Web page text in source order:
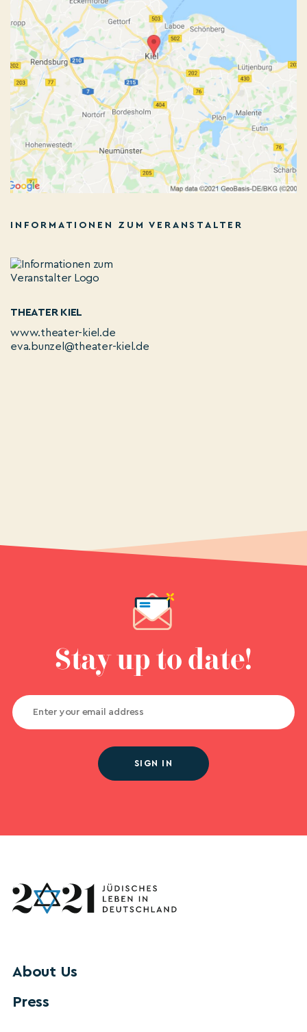
INFORMATIONEN ZUM VERANSTALTER
THEATER KIEL
www.theater-kiel.de
eva.bunzel@theater-kiel.de
Stay up to date!
SIGN IN
About Us
Press